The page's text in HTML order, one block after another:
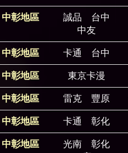
中彰地區
誠品 台中
中友
中彰地區 卡通 台中
中彰地區 東京卡漫
中彰地區 雷克 豐原
中彰地區 卡通 彰化
中彰地區
光南 彰化